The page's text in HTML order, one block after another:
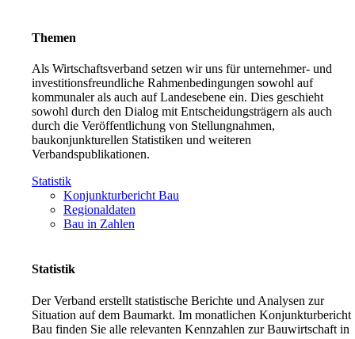
Themen
Als Wirtschaftsverband setzen wir uns für unternehmer- und
investitionsfreundliche Rahmenbedingungen sowohl auf
kommunaler als auch auf Landesebene ein. Dies geschieht
sowohl durch den Dialog mit Entscheidungsträgern als auch
durch die Veröffentlichung von Stellungnahmen,
baukonjunkturellen Statistiken und weiteren
Verbandspublikationen.
Statistik
Konjunkturbericht Bau
Regionaldaten
Bau in Zahlen
Statistik
Der Verband erstellt statistische Berichte und Analysen zur
Situation auf dem Baumarkt. Im monatlichen Konjunkturbericht
Bau finden Sie alle relevanten Kennzahlen zur Bauwirtschaft in